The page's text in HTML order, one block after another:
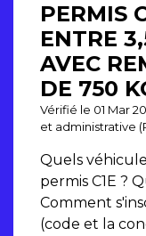
PERMIS
ENTRE
AVEC
DE 750
Vérifié le 01 Mar
et administrative
Quels
permis C1E ?
Comment
(code et la